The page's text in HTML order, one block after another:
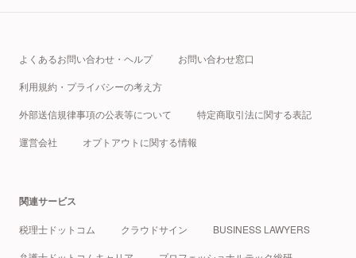
よくあるお問い合わせ・ヘルプ お問い合わせ窓口
利用規約・プライバシーの考え方
外部送信規律事項の公表等について 特定商取引法に関する表記
運営会社 オプトアウトに関する情報
関連サービス
税理士ドットコム クラウドサイン BUSINESS LAWYERS